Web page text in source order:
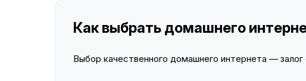
Как выбрать домашнего
Выбор качественного домашнего интернета — залог